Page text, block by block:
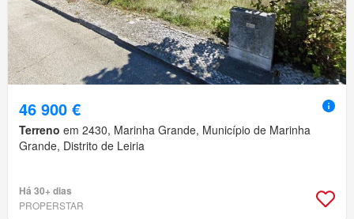
46 900 €
Terreno em 2430, Marinha Grande, Município de Marinha
Grande, Distrito de Leiria
Há 30+ dias
PROPERSTAR